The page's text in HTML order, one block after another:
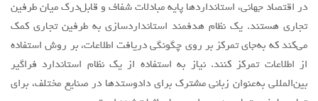
مقالات سال 1396
مقالات سال 1399-1397
مقالات سال 1400
مقالات سال 1402
در اقتصاد جهاني، استانداردها پايه مبادلات شفاف و قابل‌درک ميان طرفين
تجاري هستند. يك نظام هدفمند استانداردسازی به طرفين تجاري کمک
مي‌كند که به‌جای تمرکز بر روی چگونگي دريافت اطلاعات، بر روش استفاده
از اطلاعات تمرکز کنند. نياز به استفاده از يك نظام استاندارد فراگير
بين‌المللي به‌عنوان زباني مشترک برای داد‌و‌ستدها در صنايع مختلف، براي